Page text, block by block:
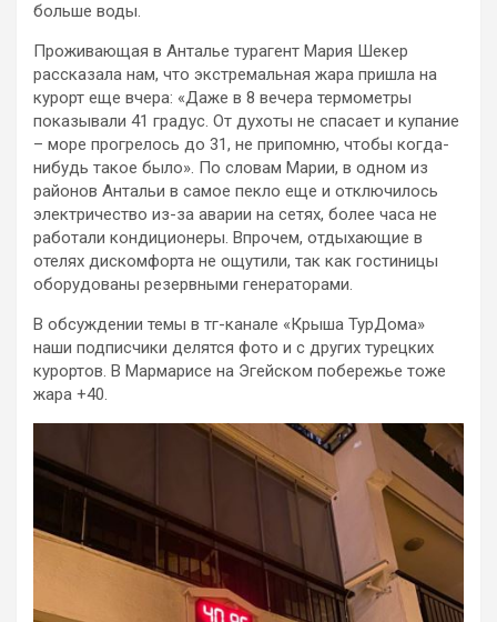
больше воды.
Проживающая в Анталье турагент Мария Шекер
рассказала нам, что экстремальная жара пришла на
курорт еще вчера: «Даже в 8 вечера термометры
показывали 41 градус. От духоты не спасает и купание
– море прогрелось до 31, не припомню, чтобы когда-
нибудь такое было». По словам Марии, в одном из
районов Антальи в самое пекло еще и отключилось
электричество из-за аварии на сетях, более часа не
работали кондиционеры. Впрочем, отдыхающие в
отелях дискомфорта не ощутили, так как гостиницы
оборудованы резервными генераторами.
В обсуждении темы в тг-канале «Крыша ТурДома»
наши подписчики делятся фото и с других турецких
курортов. В Мармарисе на Эгейском побережье тоже
жара +40.